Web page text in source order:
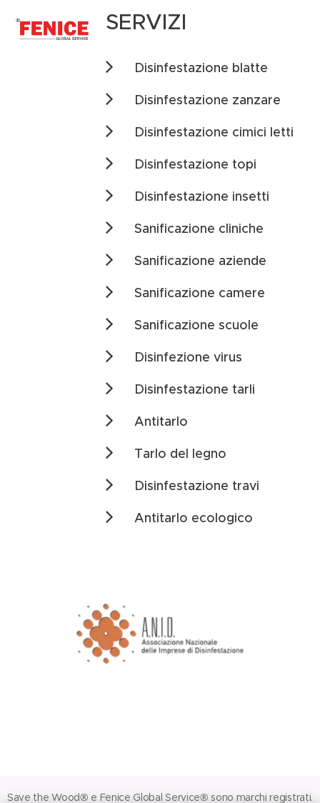
SERVIZI
Disinfestazione blatte
Disinfestazione zanzare
Disinfestazione cimici letti
Disinfestazione topi
Disinfestazione insetti
Sanificazione cliniche
Sanificazione aziende
Sanificazione camere
Sanificazione scuole
Disinfezione virus
Disinfestazione tarli
Antitarlo
Tarlo del legno
Disinfestazione travi
Antitarlo ecologico
Save the Wood® e Fenice Global Service® sono marchi registrati.